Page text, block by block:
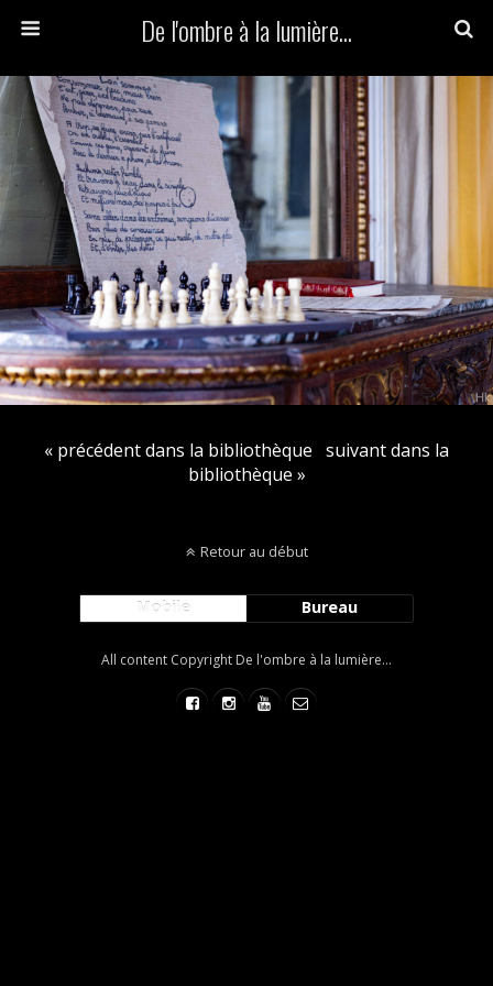
De l'ombre à la lumière...
« précédent dans la bibliothèque suivant dans la
bibliothèque »
Retour au début
Mobile Bureau
All content Copyright De l'ombre à la lumière...